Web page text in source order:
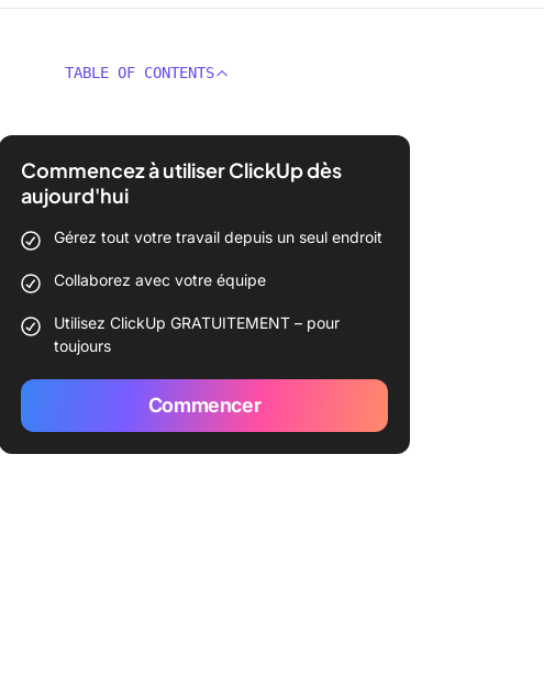
TABLE OF CONTENTS
Commencez à utiliser ClickUp dès
aujourd'hui
Gérez tout votre travail depuis un seul endroit
Collaborez avec votre équipe
Utilisez ClickUp GRATUITEMENT – pour
toujours
Commencer